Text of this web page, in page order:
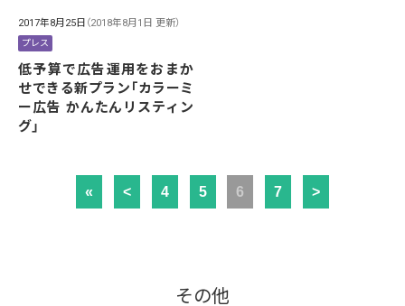
2017年8月25日 （2018年8月1日 更新）
プレス
低予算で広告運用をおまか
せできる新プラン「カラーミ
ー広告 かんたんリスティン
グ」
« < 4 5 6 7 >
その他